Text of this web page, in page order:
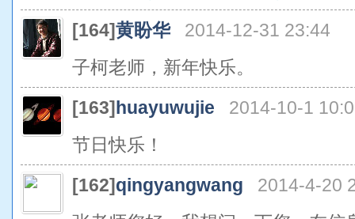
[164]黄盼华
2014-12-31 23:44
子柯老师，新年快乐。
[163]huayuwujie
2014-10-1
节日快乐！
[162]qingyangwang
2014-4-20